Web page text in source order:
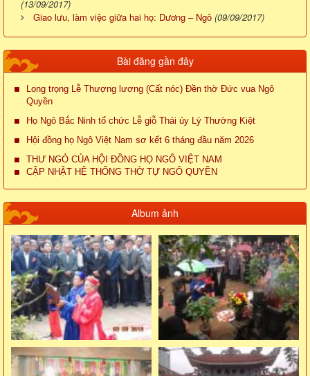
(13/09/2017)
Giao lưu, làm việc giữa hai họ: Dương – Ngô (09/09/2017)
Bài đăng gần đây
Long trọng Lễ Thượng lương (Cất nóc) Đền thờ Đức vua Ngô
Quyền
Họ Ngô Bắc Ninh tổ chức Lễ giỗ Thái úy Lý Thường Kiệt
Hội đồng họ Ngô Việt Nam sơ kết 6 tháng đầu năm 2026
THƯ NGỎ CỦA HỘI ĐỒNG HỌ NGÔ VIỆT NAM
CẬP NHẬT HỆ THỐNG THỜ TỰ NGÔ QUYỀN
Album ảnh